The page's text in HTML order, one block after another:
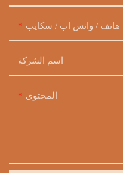
هاتف / واتس اب / سكايب
اسم الشركة
المحتوى